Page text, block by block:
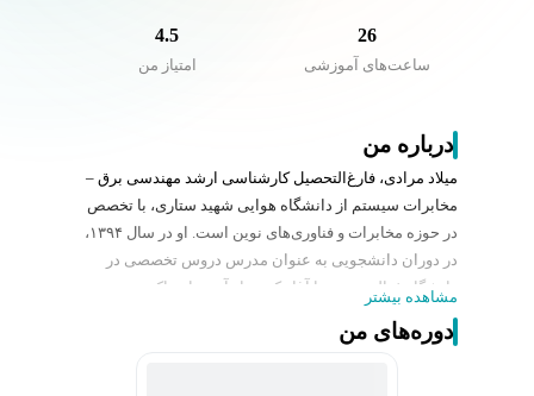
26
ساعت‌های آموزشی
4.5
امتیاز من
درباره من
میلاد مرادی، فارغ‌التحصیل کارشناسی ارشد مهندسی برق –
مخابرات سیستم از دانشگاه هوایی شهید ستاری، با تخصص
در حوزه مخابرات و فناوری‌های نوین است. او در سال ۱۳۹۴،
در دوران دانشجویی به عنوان مدرس دروس تخصصی در
دانشگاه فعالیت خود را آغاز کرد و از آن زمان تاکنون در
زمینه‌های مختلف آموزشی و پژوهشی در این حوزه‌ها مشغول
به تدریس بوده است. میلاد مرادی مؤلف یک کتاب علمی و
مشاهده بیشتر
دوره‌های من